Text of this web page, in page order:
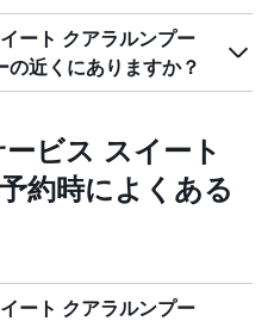
ート クアラルンプー
近くにありますか？
ビス スイート
約時によくある
ート クアラルンプー